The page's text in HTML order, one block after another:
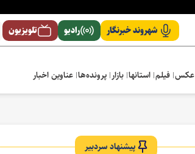
شهروند خبرنگار رادیو تلویزیون
عکس فیلم استانها بازار پرونده‌ها عناوین اخبار
پیشنهاد سردبیر